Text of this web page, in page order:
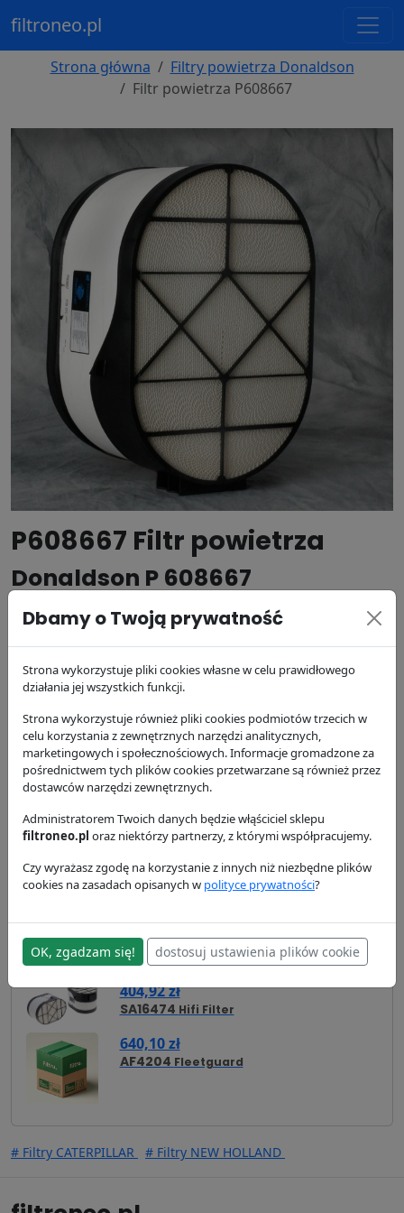
filtroneo.pl
Strona główna
Filtry powietrza Donaldson
Filtr powietrza P608667
P608667 Filtr powietrza
Donaldson P 608667
Producent:Donaldson
Kod produktu: P 608667
483.11 zł brutto
DODAJ DO KOSZYKA
dostępność:w magazynie
wysyłka:24/48 h
Zamienniki Cross Reference
Zastosowanie
Dostawa i płatność
Zamienniki - Filtr powietrza P608667
404,92 zł
SA16474 Hifi Filter
640,10 zł
AF4204 Fleetguard
# Filtry CATERPILLAR # Filtry NEW HOLLAND
Dbamy o Twoją prywatność
Strona wykorzystuje pliki cookies własne w celu prawidłowego
działania jej wszystkich funkcji.
Strona wykorzystuje również pliki cookies podmiotów trzecich w
celu korzystania z zewnętrznych narzędzi analitycznych,
marketingowych i społecznościowych. Informacje gromadzone za
pośrednictwem tych plików cookies przetwarzane są również przez
dostawców narzędzi zewnętrznych.
Administratorem Twoich danych będzie włąściciel sklepu
filtroneo.pl oraz niektórzy partnerzy, z którymi współpracujemy.
Czy wyrażasz zgodę na korzystanie z innych niż niezbędne plików
cookies na zasadach opisanych w polityce prywatności?
OK, zgadzam się! dostosuj ustawienia plików cookie